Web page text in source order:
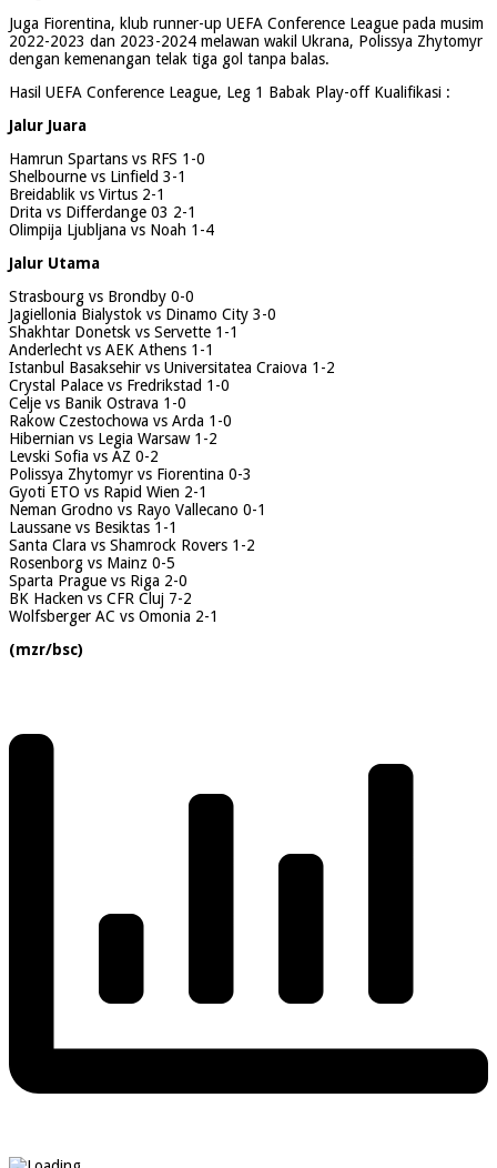
Juga Fiorentina, klub runner-up UEFA Conference League pada musim
2022-2023 dan 2023-2024 melawan wakil Ukrana, Polissya Zhytomyr
dengan kemenangan telak tiga gol tanpa balas.
Hasil UEFA Conference League, Leg 1 Babak Play-off Kualifikasi :
Jalur Juara
Hamrun Spartans vs RFS 1-0
Shelbourne vs Linfield 3-1
Breidablik vs Virtus 2-1
Drita vs Differdange 03 2-1
Olimpija Ljubljana vs Noah 1-4
Jalur Utama
Strasbourg vs Brondby 0-0
Jagiellonia Bialystok vs Dinamo City 3-0
Shakhtar Donetsk vs Servette 1-1
Anderlecht vs AEK Athens 1-1
Istanbul Basaksehir vs Universitatea Craiova 1-2
Crystal Palace vs Fredrikstad 1-0
Celje vs Banik Ostrava 1-0
Rakow Czestochowa vs Arda 1-0
Hibernian vs Legia Warsaw 1-2
Levski Sofia vs AZ 0-2
Polissya Zhytomyr vs Fiorentina 0-3
Gyoti ETO vs Rapid Wien 2-1
Neman Grodno vs Rayo Vallecano 0-1
Laussane vs Besiktas 1-1
Santa Clara vs Shamrock Rovers 1-2
Rosenborg vs Mainz 0-5
Sparta Prague vs Riga 2-0
BK Hacken vs CFR Cluj 7-2
Wolfsberger AC vs Omonia 2-1
(mzr/bsc)